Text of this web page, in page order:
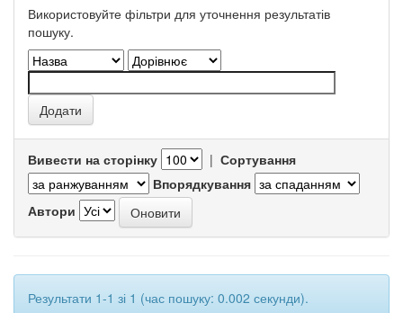
Використовуйте фільтри для уточнення результатів
пошуку.
Вивести на сторінку | Сортування
Впорядкування
Автори
Результати 1-1 зі 1 (час пошуку: 0.002 секунди).